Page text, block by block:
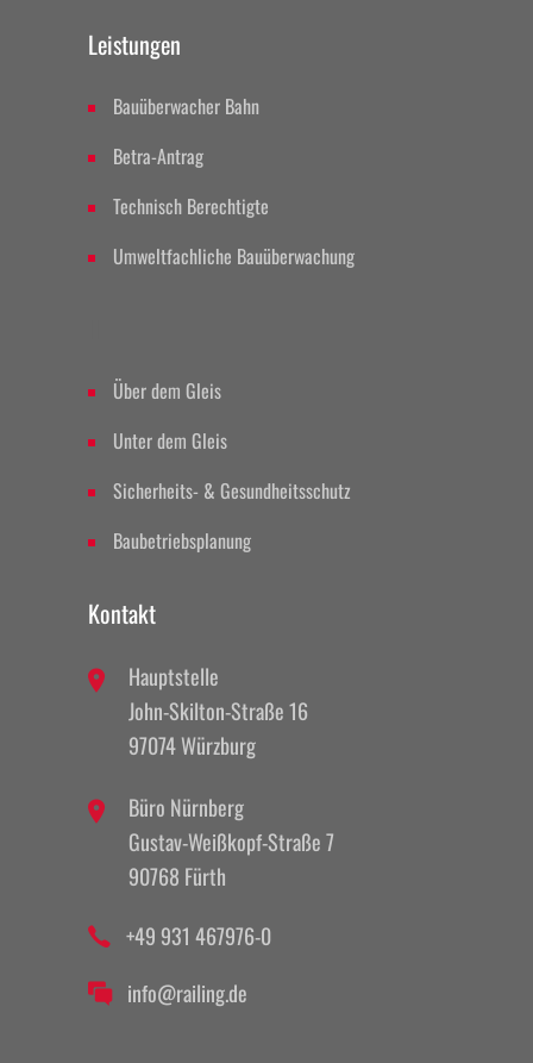
Leistungen
Bauüberwacher Bahn
Betra-Antrag
Technisch Berechtigte
Umweltfachliche Bauüberwachung
Über dem Gleis
Unter dem Gleis
Sicherheits- & Gesundheitsschutz
Baubetriebsplanung
Kontakt
Hauptstelle
John-Skilton-Straße 16
97074 Würzburg
Büro Nürnberg
Gustav-Weißkopf-Straße 7
90768 Fürth
+49 931 467976-0
info@railing.de